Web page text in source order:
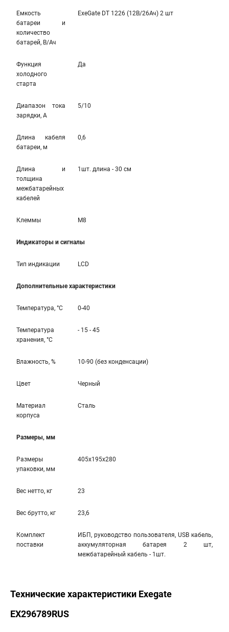
Емкость
батареи и
количество
батарей, В/Ач
ExeGate DT 1226 (12В/26Ач) 2 шт
Функция
холодного
старта
Да
Диапазон тока
зарядки, А
5/10
Длина кабеля
батареи, м
0,6
Длина и
толщина
межбатарейных
кабелей
1шт. длина - 30 см
Клеммы M8
Индикаторы и сигналы
Тип индикации LCD
Дополнительные характеристики
Температура, °С 0-40
Температура
хранения, °С
- 15 - 45
Влажность, % 10-90 (без конденсации)
Цвет Черный
Материал
корпуса
Сталь
Размеры, мм
Размеры
упаковки, мм
405x195x280
Вес нетто, кг 23
Вес брутто, кг 23,6
Комплект
поставки
ИБП, руководство пользователя, USB кабель,
аккумуляторная батарея 2 шт,
межбатарейный кабель - 1шт.
Технические характеристики Exegate
EX296789RUS